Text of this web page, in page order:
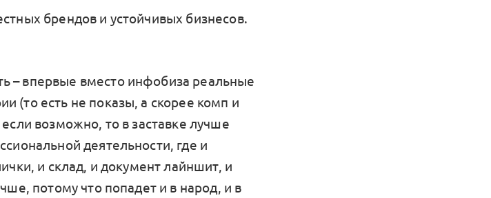
брендов и устойчивых бизнесов.
– впервые вместо инфобиза реальные
(то есть не показы, а скорее комп и
возможно, то в заставке лучше
деятельности, где и
и склад, и документ лайншит, и
потому что попадет и в народ, и в